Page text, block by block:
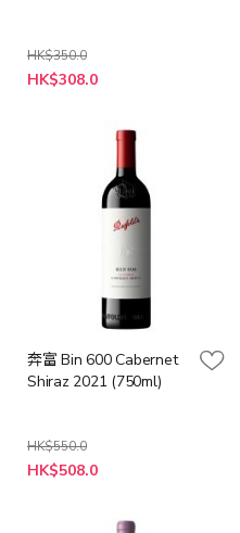
HK$350.0
特
殊
HK$308.0
奔富 Bin 600 Cabernet
Shiraz 2021 (750ml)
HK$550.0
特
殊
HK$508.0